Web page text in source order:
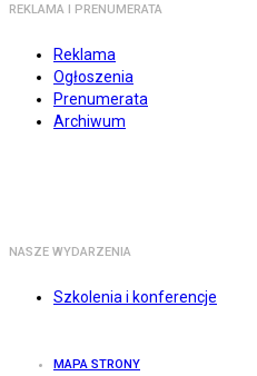
REKLAMA I PRENUMERATA
Reklama
Ogłoszenia
Prenumerata
Archiwum
NASZE WYDARZENIA
Szkolenia i konferencje
MAPA STRONY